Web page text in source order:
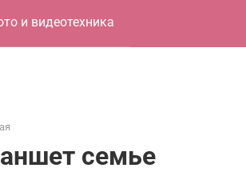
и видеотехника
семье